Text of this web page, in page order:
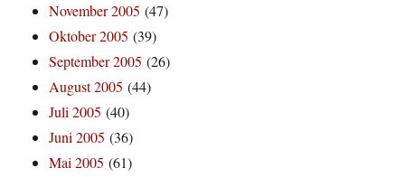
November 2005 (47)
Oktober 2005 (39)
September 2005 (26)
August 2005 (44)
Juli 2005 (40)
Juni 2005 (36)
Mai 2005 (61)